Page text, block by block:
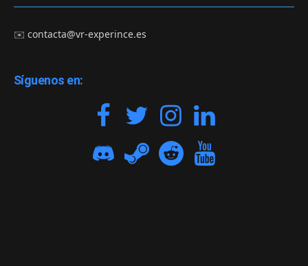
✉️contacta@vr-experince.es
Síguenos en: